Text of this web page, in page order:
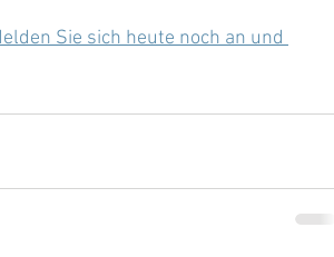
Sie sich heute noch an und